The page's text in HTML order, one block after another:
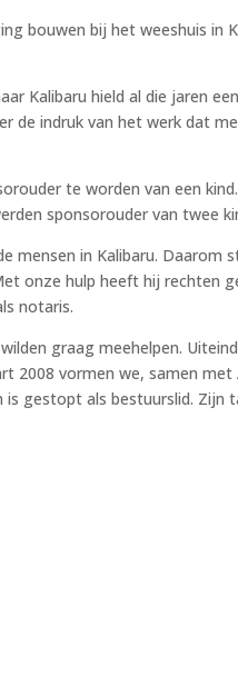
bouwen bij het weeshuis in
Kalibaru hield al die jaren
de indruk van het werk dat
te worden van een
sponsorouder van twee
mensen in Kalibaru.
onze hulp heeft hij rechten
notaris.
graag meehelpen.
vormen we, samen
gestopt als bestuurslid. Zijn